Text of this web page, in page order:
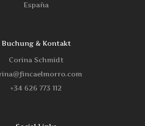
España
Buchung & Kontakt
Corina Schmidt
‭+34 626 773 112‬